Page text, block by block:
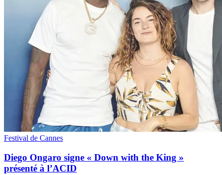
Festival de Cannes
Diego Ongaro signe « Down with the King »
présenté à l’ACID